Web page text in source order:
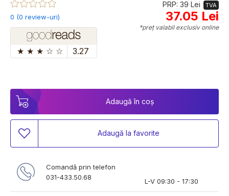
0 (0 review-uri)
★ ★ ★ ☆ ☆ 3.27
PRP: 39 Lei TVA
37.05 Lei
*preț valabil exclusiv online
Adaugă în coș
Adaugă la favorite
Comandă prin telefon
031-433.50.68
L-V 09:30 - 17:30